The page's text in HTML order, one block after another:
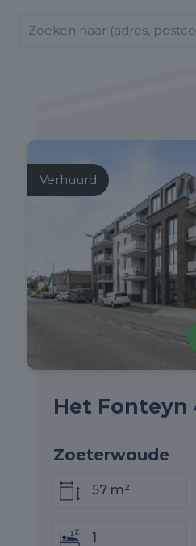
Verhuurd
Het Fonteyn
Zoeterwoude
57 m²
1